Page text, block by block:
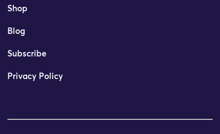
Shop
Blog
Subscribe
Privacy Policy